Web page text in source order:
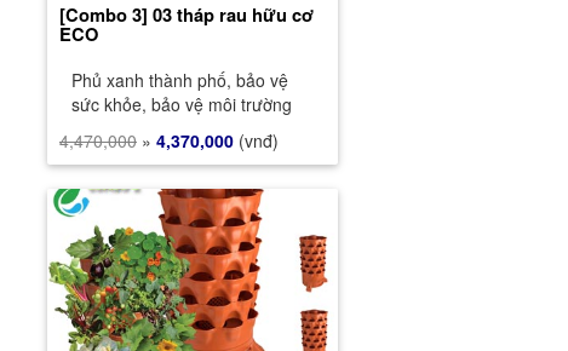
[Combo 3] 03 tháp rau hữu cơ
ECO
Phủ xanh thành phố, bảo vệ
sức khỏe, bảo vệ môi trường
4,470,000 » 4,370,000 (vnđ)